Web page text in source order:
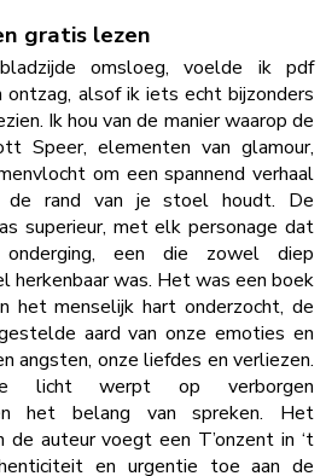
gratis lezen
omsloeg, voelde ik pdf
alsof ik iets echt bijzonders
Ik hou van de manier waarop de
Speer, elementen van glamour,
om een spannend verhaal
rand van je stoel houdt. De
superieur, met elk personage dat
een die zowel diep
herkenbaar was. Het was een boek
het menselijk hart onderzocht, de
aard van onze emoties en
angsten, onze liefdes en verliezen.
licht werpt op verborgen
het belang van spreken. Het
de auteur voegt een T’onzent in ‘t
en urgentie toe aan de